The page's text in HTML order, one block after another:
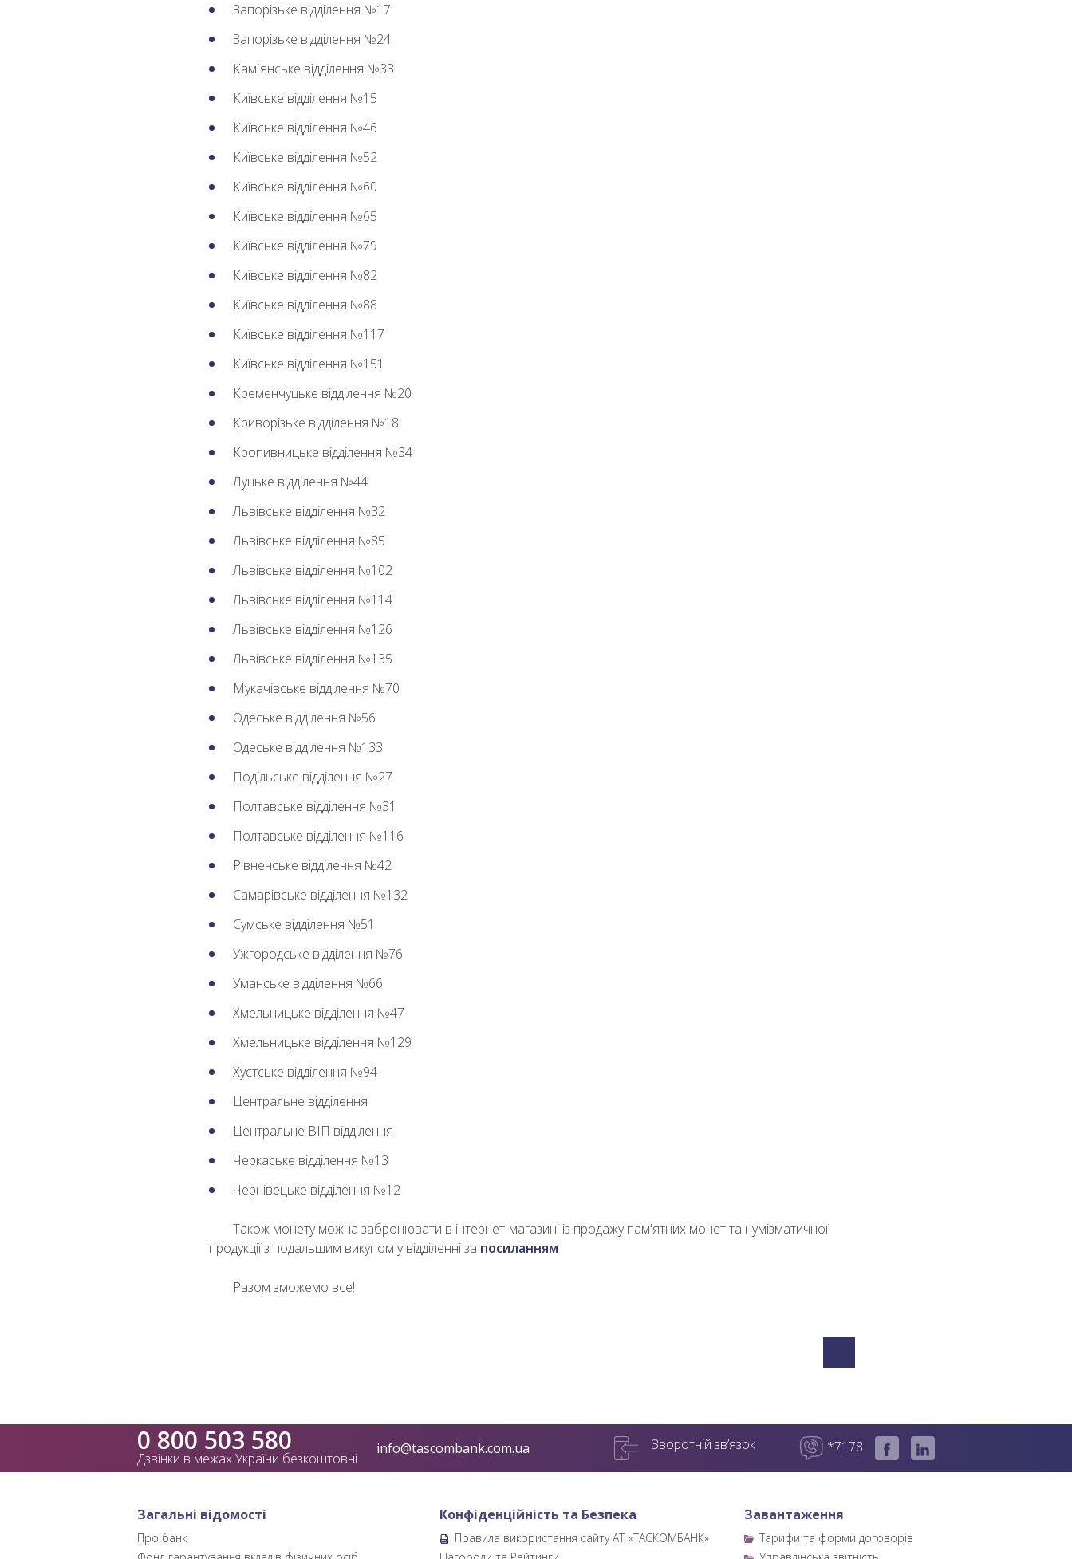
Запорізьке відділення №17
Запорізьке відділення №24
Кам`янське відділення №33
Київське відділення №15
Київське відділення №46
Київське відділення №52
Київське відділення №60
Київське відділення №65
Київське відділення №79
Київське відділення №82
Київське відділення №88
Київське відділення №117
Київське відділення №151
Кременчуцьке відділення №20
Криворізьке відділення №18
Кропивницьке відділення №34
Луцьке відділення №44
Львівське відділення №32
Львівське відділення №85
Львівське відділення №102
Львівське відділення №114
Львівське відділення №126
Львівське відділення №135
Мукачівське відділення №70
Одеське відділення №56
Одеське відділення №133
Подільське відділення №27
Полтавське відділення №31
Полтавське відділення №116
Рівненське відділення №42
Самарівське відділення №132
Сумське відділення №51
Ужгородське відділення №76
Уманське відділення №66
Хмельницьке відділення №47
Хмельницьке відділення №129
Хустське відділення №94
Центральне відділення
Центральне ВІП відділення
Черкаське відділення №13
Чернівецьке відділення №12
Також монету можна забронювати в інтернет-магазині із продажу пам'ятних монет та нумізматичної
продукції з подальшим викупом у відділенні за посиланням
Разом зможемо все!
0 800 503 580
Дзвінки в межах України безкоштовні
info@tascombank.com.ua Зворотній зв’язок *7178
Загальні відомості
Про банк
Конфіденційність та Безпека
Правила використання сайту АТ «ТАСКОМБАНК»
Завантаження
Тарифи та форми договорів